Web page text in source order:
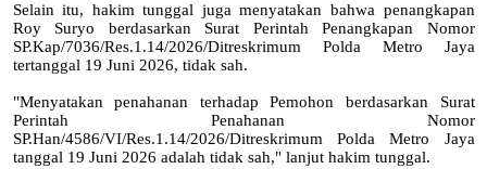
Selain itu, hakim tunggal juga menyatakan bahwa penangkapan
Roy Suryo berdasarkan Surat Perintah Penangkapan Nomor
SP.Kap/7036/Res.1.14/2026/Ditreskrimum Polda Metro Jaya
tertanggal 19 Juni 2026, tidak sah.
"Menyatakan penahanan terhadap Pemohon berdasarkan Surat
Perintah Penahanan Nomor
SP.Han/4586/VI/Res.1.14/2026/Ditreskrimum Polda Metro Jaya
tanggal 19 Juni 2026 adalah tidak sah," lanjut hakim tunggal.